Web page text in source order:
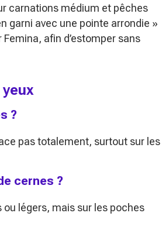
carnations médium et pêches
garni avec une pointe arrondie »
afin d’estomper sans
?
pas totalement, surtout sur les
cernes ?
légers, mais sur les poches